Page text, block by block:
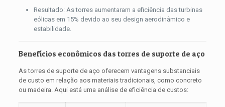
Resultado: As torres aumentaram a eficiência das turbinas
eólicas em 15% devido ao seu design aerodinâmico e
estabilidade.
Benefícios econômicos das torres de suporte de aço
As torres de suporte de aço oferecem vantagens substanciais
de custo em relação aos materiais tradicionais, como concreto
ou madeira. Aqui está uma análise de eficiência de custos: